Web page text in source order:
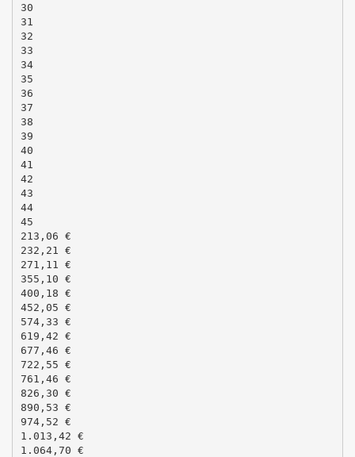
30
31
32
33
34
35
36
37
38
39
40
41
42
43
44
45
213,06 €
232,21 €
271,11 €
355,10 €
400,18 €
452,05 €
574,33 €
619,42 €
677,46 €
722,55 €
761,46 €
826,30 €
890,53 €
974,52 €
1.013,42 €
1.064,70 €